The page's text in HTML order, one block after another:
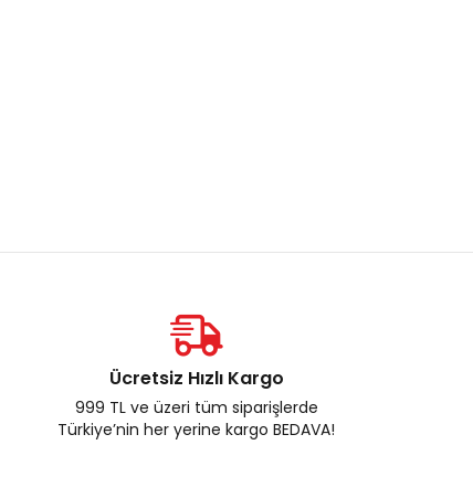
Ücretsiz Hızlı Kargo
999 TL ve üzeri tüm siparişlerde
Türkiye’nin her yerine kargo BEDAVA!